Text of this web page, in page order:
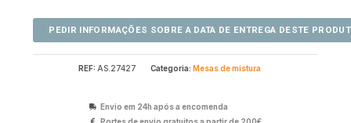
REF: AS.27427 Categoria: Mesas de mistura
Envio em 24h após a encomenda